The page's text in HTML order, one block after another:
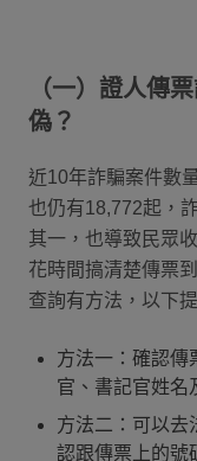
（一）證人傳
偽？
近10年詐騙案件數
也仍有18,772起，
其一，也導致民眾
花時間搞清楚傳票
查詢有方法，以下
方法一：確認傳
官、書記官姓名
方法二：可以去
認跟傳票上的號